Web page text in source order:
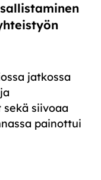
jatkossa
siivoaa
painottui